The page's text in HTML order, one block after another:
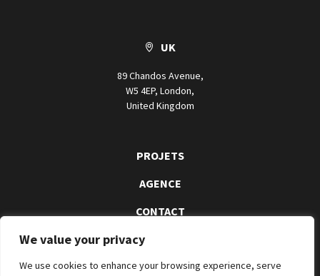
We value your privacy
We use cookies to enhance your browsing experience, serve
UK
89 Chandos Avenue,
W5 4EP, London,
United Kingdom
PROJETS
AGENCE
CONTACT